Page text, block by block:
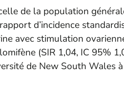
de la population
d’incidence
avec stimulation
(SIR 1,04, IC 95%
de New South Wales